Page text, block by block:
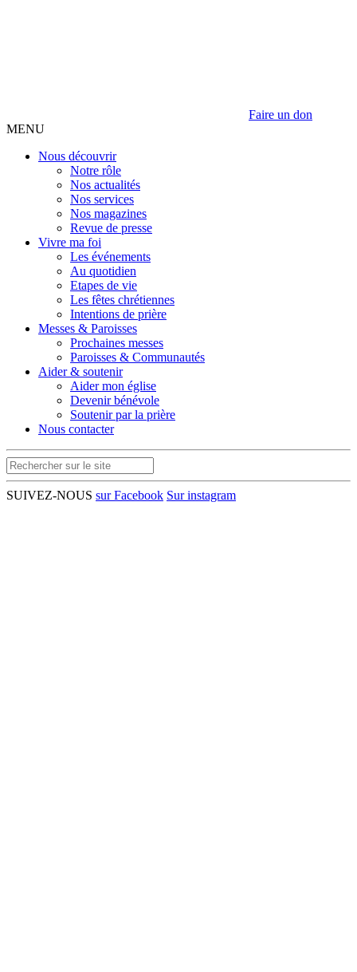
Faire un don
MENU
Nous découvrir
Notre rôle
Nos actualités
Nos services
Nos magazines
Revue de presse
Vivre ma foi
Les événements
Au quotidien
Etapes de vie
Les fêtes chrétiennes
Intentions de prière
Messes & Paroisses
Prochaines messes
Paroisses & Communautés
Aider & soutenir
Aider mon église
Devenir bénévole
Soutenir par la prière
Nous contacter
SUIVEZ-NOUS sur Facebook Sur instagram